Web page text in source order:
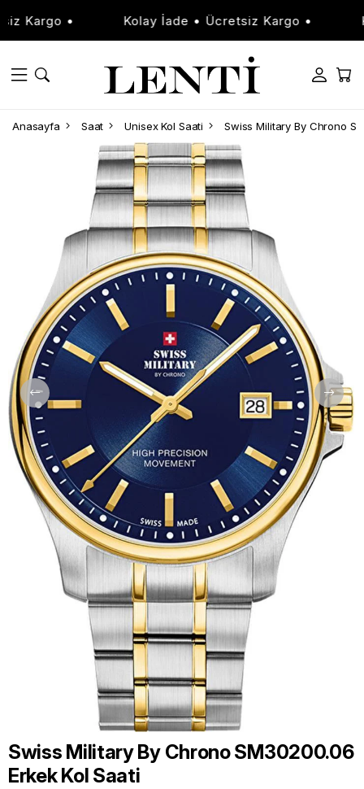
• Kolay İade • Ücretsiz Kargo •
Anasayfa Saat Unisex Kol Saati Swiss Military By Chrono
Swiss Military By Chrono SM30200.06
Erkek Kol Saati